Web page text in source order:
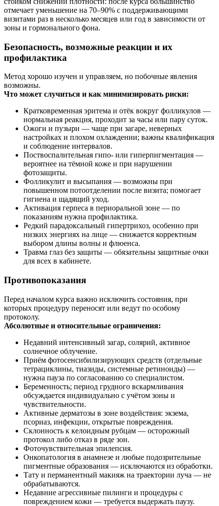
отмечает уменьшение на 70–90% с поддерживающими
визитами раз в несколько месяцев или год в зависимости от
зоны и гормонального фона.
Безопасность, возможные реакции и их
профилактика
Метод хорошо изучен и управляем, но побочные явления
возможны.
Что может случиться и как минимизировать риски:
Кратковременная эритема и отёк вокруг фолликулов —
нормальная реакция, проходит за часы или пару суток.
Ожоги и пузыри — чаще при загаре, неверных
настройках и плохом охлаждении; важны квалификация
и соблюдение интервалов.
Поствоспалительная гипо‑ или гиперпигментация —
вероятнее на тёмной коже и при нарушении
фотозащиты.
Фолликулит и высыпания — возможны при
повышенном потоотделении после визита; помогает
гигиена и щадящий уход.
Активация герпеса в периоральной зоне — по
показаниям нужна профилактика.
Редкий парадоксальный гипертрихоз, особенно при
низких энергиях на лице — снижается корректным
выбором длины волны и флюенса.
Травма глаз без защиты — обязательны защитные очки
для всех в кабинете.
Противопоказания
Перед началом курса важно исключить состояния, при
которых процедуру переносят или ведут по особому
протоколу.
Абсолютные и относительные ограничения:
Недавний интенсивный загар, солярий, активное
солнечное облучение.
Приём фотосенсибилизирующих средств (отдельные
тетрациклины, тиазиды, системные ретиноиды) —
нужна пауза по согласованию со специалистом.
Беременность; период грудного вскармливания
обсуждается индивидуально с учётом зоны и
чувствительности.
Активные дерматозы в зоне воздействия: экзема,
псориаз, инфекции, открытые повреждения.
Склонность к келоидным рубцам — осторожный
протокол либо отказ в ряде зон.
Фоточувствительная эпилепсия.
Онкопатология в анамнезе и любые подозрительные
пигментные образования — исключаются из обработки.
Тату и перманентный макияж на траектории луча — не
обрабатываются.
Недавние агрессивные пилинги и процедуры с
повреждением кожи — требуется выдержать паузу.